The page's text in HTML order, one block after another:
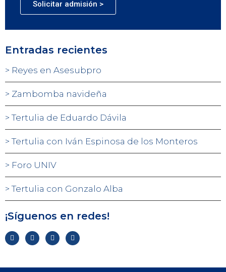
Solicitar admisión >
Entradas recientes
Reyes en Asesubpro
Zambomba navideña
Tertulia de Eduardo Dávila
Tertulia con Iván Espinosa de los Monteros
Foro UNIV
Tertulia con Gonzalo Alba
¡Síguenos en redes!